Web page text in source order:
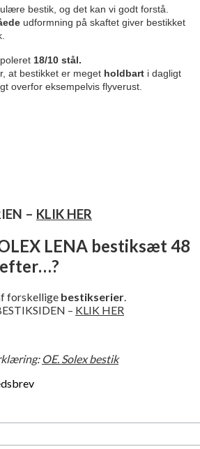
bestik, og det kan vi godt forstå.
udformning på skaftet giver bestikket
18/10 stål.
at bestikket er meget holdbart i dagligt
overfor eksempelvis flyverust.
– KLIK HER
LENA bestiksæt 48
forskellige bestikserier.
– KLIK HER
OE. Solex bestik